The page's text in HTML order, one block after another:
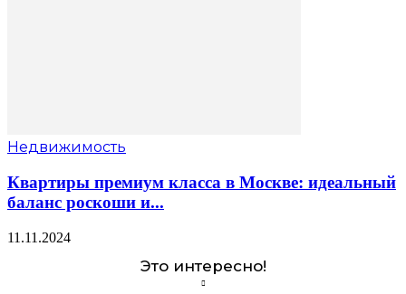
Недвижимость
Квартиры премиум класса в Москве: идеальный
баланс роскоши и...
11.11.2024
Это интересно!